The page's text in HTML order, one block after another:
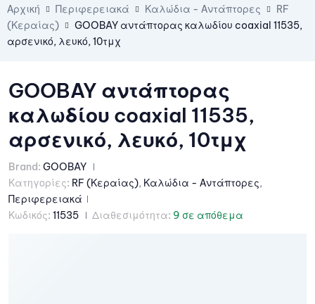
Αρχική Περιφερειακά Καλώδια - Αντάπτορες
RF
(Κεραίας)
GOOBAY αντάπτορας καλωδίου coaxial 11535,
αρσενικό, λευκό, 10τμχ
GOOBAY αντάπτορας
καλωδίου coaxial 11535,
αρσενικό, λευκό, 10τμχ
Brand: GOOBAY
Κατηγορίες: RF (Κεραίας), Καλώδια - Αντάπτορες,
Περιφερειακά
Κωδικός: 11535 Διαθεσιμότητα: 9 σε απόθεμα